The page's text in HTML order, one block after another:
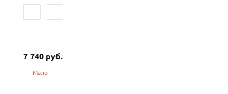
7 740 руб.
Мало